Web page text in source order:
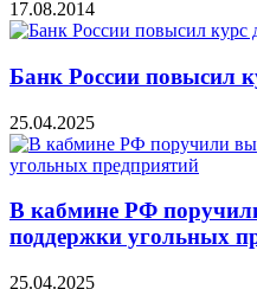
17.08.2014
Банк России повысил
25.04.2025
В кабмине РФ
поддержки угольных
25.04.2025